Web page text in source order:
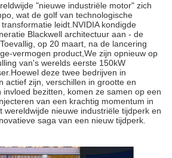
"nieuwe industriële motor" zich
wat de golf van technologische
leidt.NVIDIA kondigde
Blackwell architectuur aan - de
op 20 maart, na de lancering
vermogen product,We zijn opnieuw op
van's werelds eerste 150kW
deze twee bedrijven in
actief zijn, verschillen in grootte en
bezitten, komen ze samen op een
van een krachtig momentum in
wereldwijde nieuwe industriële tijdperk en
saga van een nieuw tijdperk.